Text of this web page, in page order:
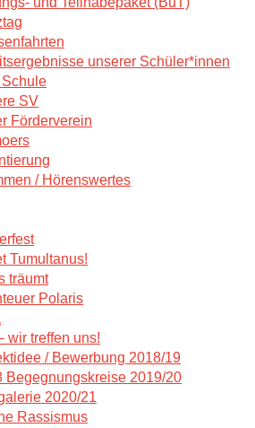
unserer Schüler*innen
SV
Förderverein
/ Hörenswertes
Tumultanus!
träumt
Polaris
wir treffen uns!
/ Bewerbung 2018/19
Begegnungskreise 2019/20
2020/21
Rassismus